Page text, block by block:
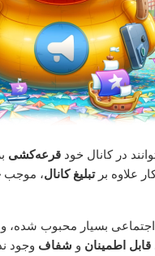
در کانال خود قرعه‌کشی
علاوه برتبلیغ کانال، موجب
بسیار محبوب شده،
قابل اطمینان و شفاف وجود